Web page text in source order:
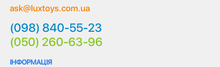
ask@luxtoys.com.ua
(098) 840-55-23
(050) 260-63-96
ІНФОРМАЦІЯ